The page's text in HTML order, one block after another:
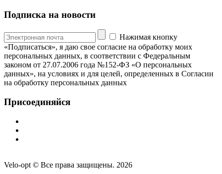
Подписка на новости
Нажимая кнопку
«Подписаться», я даю свое согласие на обработку моих
персональных данных, в соответствии с Федеральным
законом от 27.07.2006 года №152-ФЗ «О персональных
данных», на условиях и для целей, определенных в Согласии
на обработку персональных данных
Присоединяйся
Velo-opt © Все права защищены. 2026